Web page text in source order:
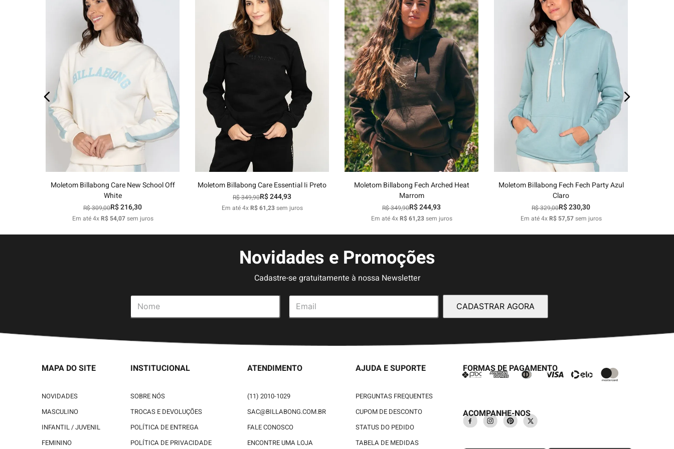
P
Adicionar ao carrinho
Moletom Billabong Care New School Off
White
R$309,00R$216,30
Em até4xR$ 54,07sem juros
P G GG
Adicionar ao carrinho
Moletom Billabong Care Essential Ii Preto
R$349,90R$244,93
Em até4xR$61,23sem juros
P M G GG
Adicionar ao carrinho
Moletom Billabong Fech Arched Heat
Marrom
R$349,90R$244,93
Em até4xR$61,23sem juros
P G GG
Adicionar ao carrinho
Moletom Billabong Fech Fech Party Azul
Claro
R$329,00R$230,30
Em até4xR$ 57,57sem juros
Novidades e Promoções
Cadastre-se gratuitamente à nossa Newsletter
CADASTRAR AGORA
MAPA DO SITE
NOVIDADES
MASCULINO
INFANTIL / JUVENIL
FEMININO
INSTITUCIONAL
SOBRE NÓS
TROCAS E DEVOLUÇÕES
POLÍTICA DE ENTREGA
POLÍTICA DE PRIVACIDADE
ATENDIMENTO
(11) 2010-1029
SAC@BILLABONG.COM.BR
FALE CONOSCO
ENCONTRE UMA LOJA
AJUDA E SUPORTE
PERGUNTAS FREQUENTES
CUPOM DE DESCONTO
STATUS DO PEDIDO
TABELA DE MEDIDAS
FORMAS DE PAGAMENTO
ACOMPANHE-NOS